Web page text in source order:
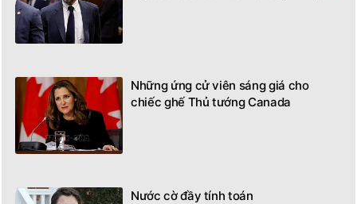
Những ứng cử viên sáng giá cho
chiếc ghế Thủ tướng Canada
Nước cờ đầy tính toán